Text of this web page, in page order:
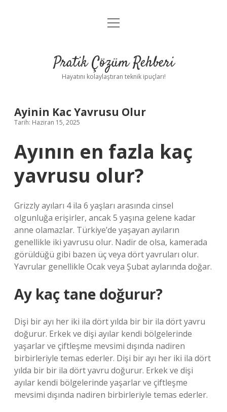
Anasayfa
Yasal Uyarı
menüyü
Pratik Çözüm Rehberi
Hayatını kolaylaştıran teknik ipuçları!
Ayinin Kac Yavrusu Olur
Tarih: Haziran 15, 2025
Ayının en fazla kaç
yavrusu olur?
Grizzly ayıları 4 ila 6 yaşları arasında cinsel
olgunluğa erişirler, ancak 5 yaşına gelene kadar
anne olamazlar. Türkiye’de yaşayan ayıların
genellikle iki yavrusu olur. Nadir de olsa, kamerada
görüldüğü gibi bazen üç veya dört yavruları olur.
Yavrular genellikle Ocak veya Şubat aylarında doğar.
Ay kaç tane doğurur?
Dişi bir ayı her iki ila dört yılda bir bir ila dört yavru
doğurur. Erkek ve dişi ayılar kendi bölgelerinde
yaşarlar ve çiftleşme mevsimi dışında nadiren
birbirleriyle temas ederler. Dişi bir ayı her iki ila dört
yılda bir bir ila dört yavru doğurur. Erkek ve dişi
ayılar kendi bölgelerinde yaşarlar ve çiftleşme
mevsimi dışında nadiren birbirleriyle temas ederler.